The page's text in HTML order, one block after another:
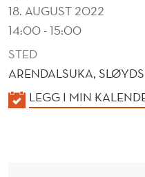
T
E
M
E
18. AUGUST 2022
14:00 - 15:00
STED
ARENDALSUKA,
K
LEGG I MIN